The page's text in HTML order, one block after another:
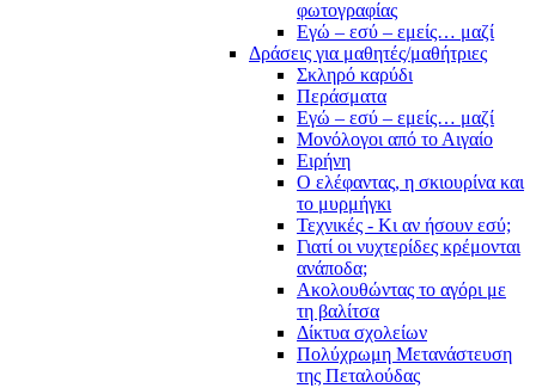
φωτογραφίας
Εγώ – εσύ – εμείς… μαζί
Δράσεις για μαθητές/μαθήτριες
Σκληρό καρύδι
Περάσματα
Εγώ – εσύ – εμείς… μαζί
Μονόλογοι από το Αιγαίο
Ειρήνη
Ο ελέφαντας, η σκιουρίνα και
το μυρμήγκι
Τεχνικές - Κι αν ήσουν εσύ;
Γιατί οι νυχτερίδες κρέμονται
ανάποδα;
Ακολουθώντας το αγόρι με
τη βαλίτσα
Δίκτυα σχολείων
Πολύχρωμη Μετανάστευση
της Πεταλούδας